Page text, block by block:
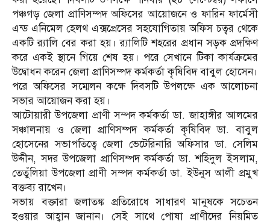
পঞ্চগড় জেলা প্রাণিসম্পদ অফিসের আয়োজনে ও ফারিন ফার্মেসী
এন্ড এনিমেল হেলথ এক্সপ্রেসের সহযোগিতায় অফিস চত্বর থেকে
একটি র‍্যালি বের করা হয়। র‍্যালিটি শহরের প্রধান সড়ক প্রদক্ষিণ
করে একই স্থানে গিয়ে শেষ হয়। পরে সেখানে টিকা কার্যক্রমের
উদ্বোধন করেন জেলা প্রাণিসম্পদ কর্মকর্তা কৃষিবিদ বাবুল হোসেন।
পরে অফিসের সম্মেলন কক্ষে দিবসটি উপলক্ষে এক আলোচনা
সভার আয়োজন করা হয়।
আটোয়ারী উপজেলা প্রাণী সম্পদ কর্মকর্তা ডা. জাহাঙ্গীর আলমের
সঞ্চালনায় ও জেলা প্রাণিসম্পদ কর্মকর্তা কৃষিবিদ ডা. বাবুল
হোসেনের সভাপতিত্বে জেলা ভেটেরিনারি অফিসার ডা. সেলিম
উদ্দীন, সদর উপজেলা প্রাণিসম্পদ কর্মকর্তা ডা. শহিদুল ইসলাম,
তেতুঁলিয়া উপজেলা প্রাণী সম্পদ কর্মকর্তা ডা. ইউনুস আলী প্রমুখ
বক্তব্য রাখেন।
সভায় বক্তারা জলাতঙ্ক প্রতিরোধে সাধারণ মানুষকে সচেতন
হওয়ার আহ্বান জানান। সেই সাথে পোষা প্রাণীদের নিয়মিত